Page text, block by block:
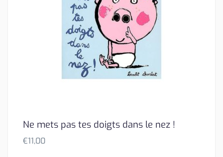
Ne mets pas tes doigts dans le nez !
€11,00